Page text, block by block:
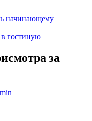
начинающему
гостиную
за